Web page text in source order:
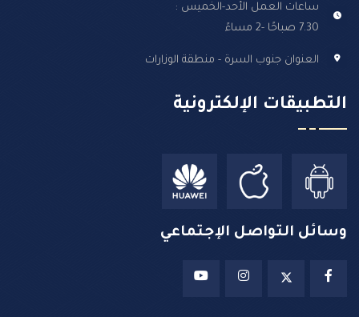
ساعات العمل الأحد-الخميس :
7.30 صباحًا -2 مساءً
العنوان جنوب السرة - منطقة الوزارات
التطبيقات الإلكترونية
وسائل التواصل الإجتماعي